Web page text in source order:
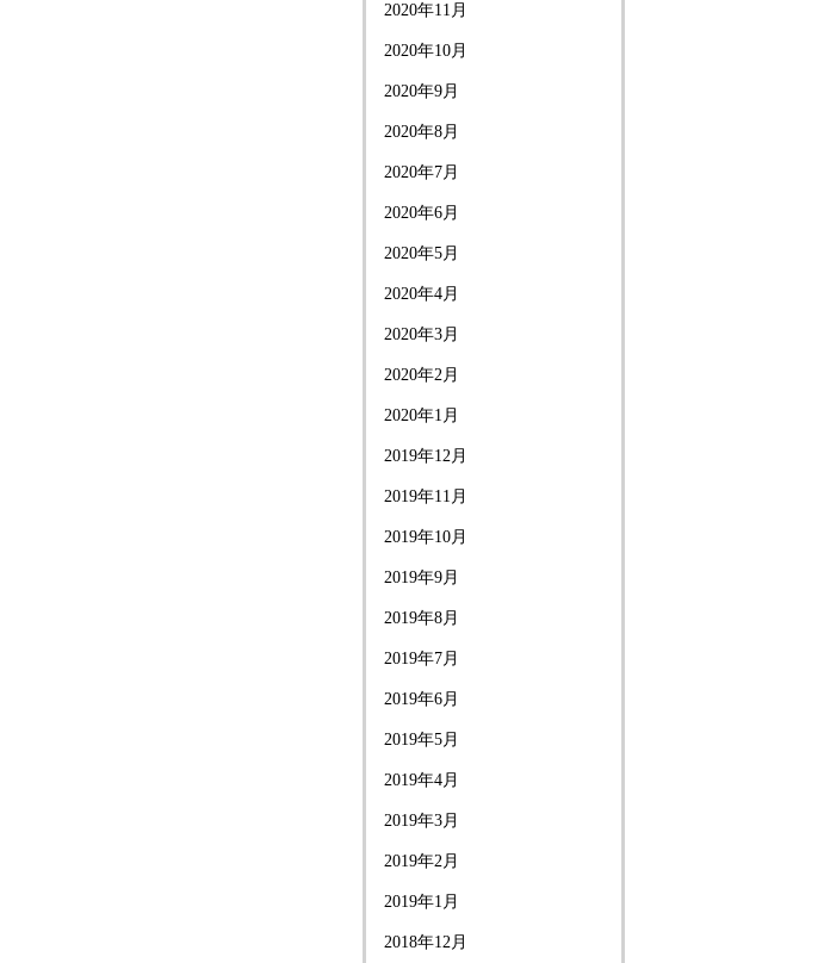
2020年11月
2020年10月
2020年9月
2020年8月
2020年7月
2020年6月
2020年5月
2020年4月
2020年3月
2020年2月
2020年1月
2019年12月
2019年11月
2019年10月
2019年9月
2019年8月
2019年7月
2019年6月
2019年5月
2019年4月
2019年3月
2019年2月
2019年1月
2018年12月